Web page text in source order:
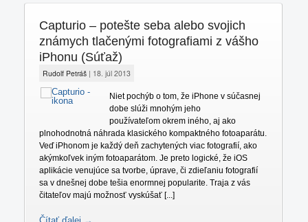
Capturio – potešte seba alebo svojich
známych tlačenými fotografiami z vášho
iPhonu (Súťaž)
Rudolf Petráš| 18. júl 2013
Niet pochýb o tom, že iPhone v súčasnej
dobe slúži mnohým jeho
používateľom okrem iného, aj ako
plnohodnotná náhrada klasického kompaktného fotoaparátu.
Veď iPhonom je každý deň zachytených viac fotografií, ako
akýmkoľvek iným fotoaparátom. Je preto logické, že iOS
aplikácie venujúce sa tvorbe, úprave, či zdieľaniu fotografií
sa v dnešnej dobe tešia enormnej popularite. Traja z vás
čitateľov majú možnosť vyskúšať [...]